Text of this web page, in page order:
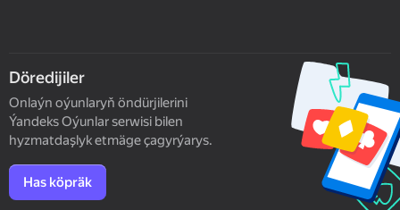
Döredijiler
Onlaýn oýunlaryň öndürjilerini
Ýandeks Oýunlar serwisi bilen
hyzmatdaşlyk etmäge çagyrýarys.
Has köpräk